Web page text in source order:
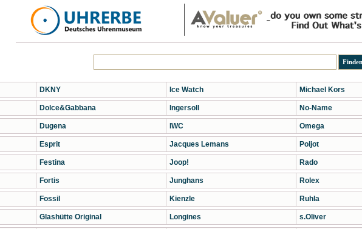
DKNY
Dolce&Gabbana
Dugena
Esprit
Festina
Fortis
Fossil
Glashütte Original
Ice Watch
Ingersoll
IWC
Jacques Lemans
Joop!
Junghans
Kienzle
Longines
Michael Kors
No-Name
Omega
Poljot
Rado
Rolex
Ruhla
s.Oliver